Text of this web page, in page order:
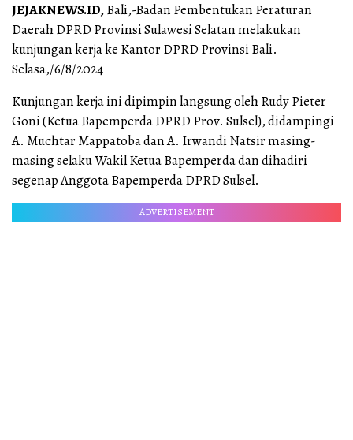
JEJAKNEWS.ID,Bali,-Badan Pembentukan Peraturan
Daerah DPRD Provinsi Sulawesi Selatan melakukan
kunjungan kerja ke Kantor DPRD Provinsi Bali.
Selasa,/6/8/2024
Kunjungan kerja ini dipimpin langsung oleh Rudy Pieter
Goni (Ketua Bapemperda DPRD Prov. Sulsel), didampingi
A. Muchtar Mappatoba dan A. Irwandi Natsir masing-
masing selaku Wakil Ketua Bapemperda dan dihadiri
segenap Anggota Bapemperda DPRD Sulsel.
ADVERTISEMENT